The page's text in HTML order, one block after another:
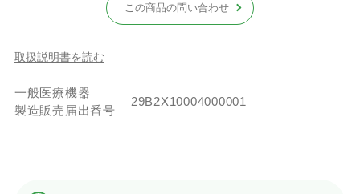
取扱説明書を読む
一般医療機器
製造販売届出番号
29B2X10004000001
この商品の問い合わせ